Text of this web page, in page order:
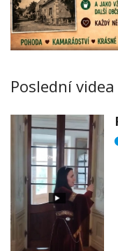
Poslední videa